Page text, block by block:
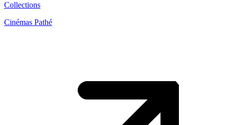
Collections
Cinémas Pathé